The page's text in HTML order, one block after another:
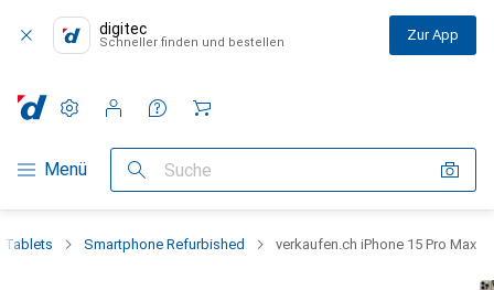
digitec
Schneller finden und bestellen Zur App
Navigation nach Kategorien
Menü Suche
Einstellungen
Kundenkonto
Vergleichslisten
Merklisten
Warenkorb
Tablets Smartphone Refurbished verkaufen.ch iPhone 15 Pro Max